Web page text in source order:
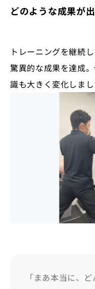
どのような成果が
トレーニングを継続し
驚異的な成果を達成
識も大きく変化しまし
「まあ本当に、